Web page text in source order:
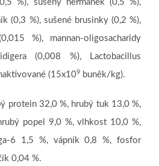
%), sušený heřmánek (0,5 %),
(0,3 %), sušené brusinky (0,2 %),
%), mannan-oligosacharidy
(0,008 %), Lactobacillus
(15x109 buněk/kg).
protein 32,0 %, hrubý tuk 13,0 %,
popel 9,0 %, vlhkost 10,0 %,
6 1,5 %, vápník 0,8 %, fosfor
0,04 %.